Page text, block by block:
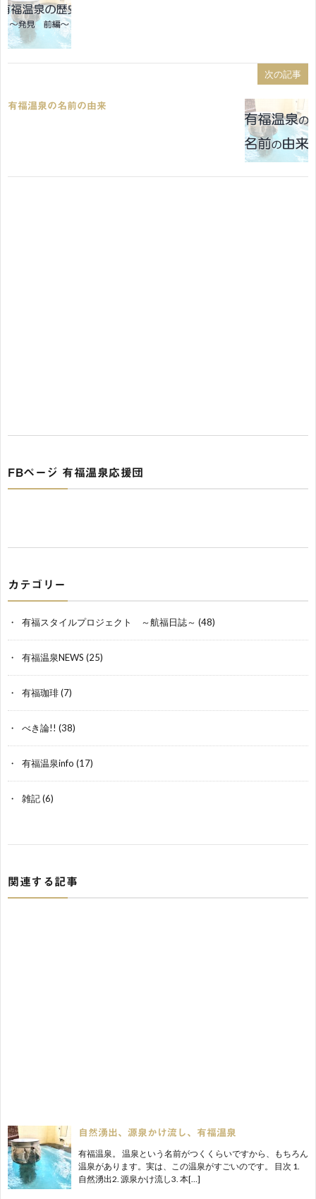
次の記事
有福温泉の名前の由来
FBページ 有福温泉応援団
カテゴリー
有福スタイルプロジェクト ～航福日誌～ (48)
有福温泉NEWS (25)
有福珈琲(7)
べき論!! (38)
有福温泉info (17)
雑記(6)
関連する記事
自然湧出、源泉かけ流し、有福温泉
有福温泉。 温泉という名前がつくくらいですから、もちろん
温泉があります。実は、この温泉がすごいのです。 目次 1.
自然湧出2. 源泉かけ流し3. 本[…]